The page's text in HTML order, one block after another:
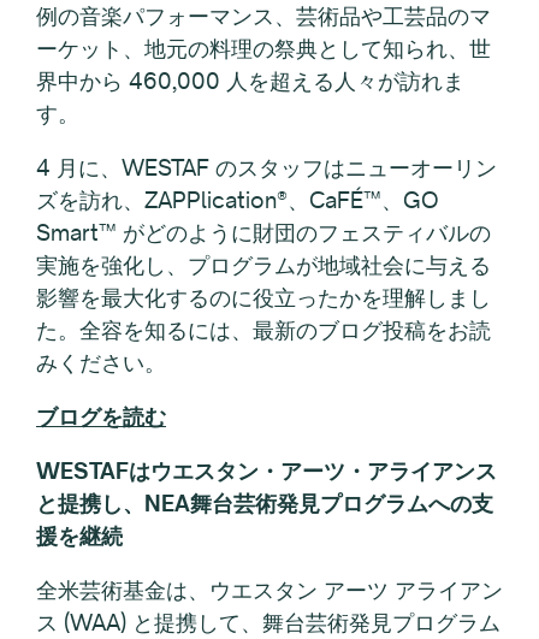
例の音楽パフォーマンス、芸術品や工芸品のマ
ーケット、地元の料理の祭典として知られ、世
界中から 460,000 人を超える人々が訪れま
す。
4 月に、WESTAF のスタッフはニューオーリン
ズを訪れ、ZAPPlication®、CaFÉ™、GO
Smart™ がどのように財団のフェスティバルの
実施を強化し、プログラムが地域社会に与える
影響を最大化するのに役立ったかを理解しまし
た。全容を知るには、最新のブログ投稿をお読
みください。
ブログを読む
WESTAFはウエスタン・アーツ・アライアンス
と提携し、NEA舞台芸術発見プログラムへの支
援を継続
全米芸術基金は、ウエスタン アーツ アライアン
ス (WAA) と提携して、舞台芸術発見プログラム